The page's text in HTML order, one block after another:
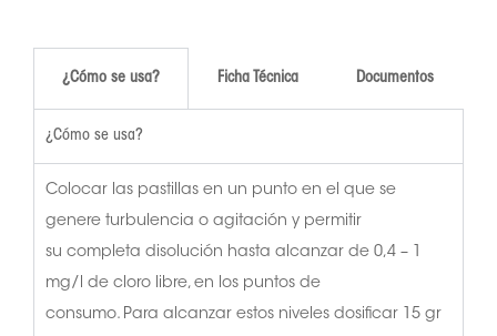
¿Cómo se usa? Ficha Técnica Documentos
¿Cómo se usa?
Colocar las pastillas en un punto en el que se
genere turbulencia o agitación y permitir
su completa disolución hasta alcanzar de 0,4 – 1
mg/l de cloro libre, en los puntos de
consumo. Para alcanzar estos niveles dosificar 15 gr